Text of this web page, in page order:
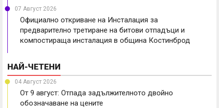
07 Август 2026
Официално откриване на Инсталация за
предварително третиране на битови отпадъци и
компостираща инсталация в община Костинброд
НАЙ-ЧЕТЕНИ
04 Август 2026
От 9 август: Отпада задължителното двойно
обозначаване на цените